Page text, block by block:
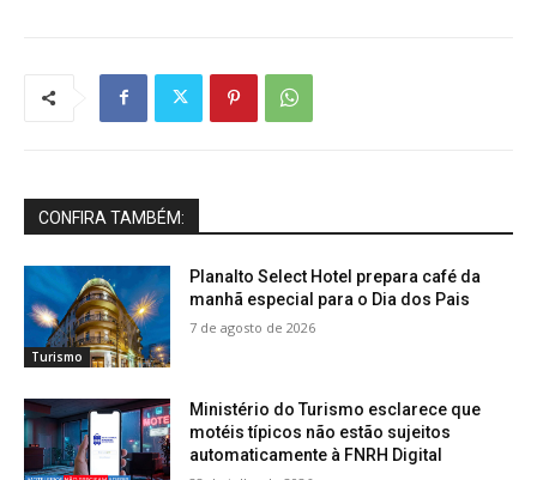
CONFIRA TAMBÉM:
Turismo
Planalto Select Hotel prepara café da
manhã especial para o Dia dos Pais
7 de agosto de 2026
Ministério do Turismo esclarece que
motéis típicos não estão sujeitos
automaticamente à FNRH Digital